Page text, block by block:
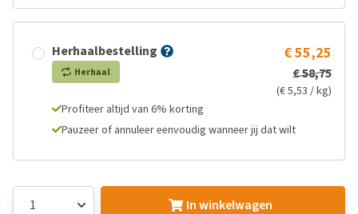
Herhaalbestelling
Herhaal
€ 55,25
€ 58,75
(€ 5,53 / kg)
Profiteer altijd van 6% korting
Pauzeer of annuleer eenvoudig wanneer jij dat wilt
In winkelwagen